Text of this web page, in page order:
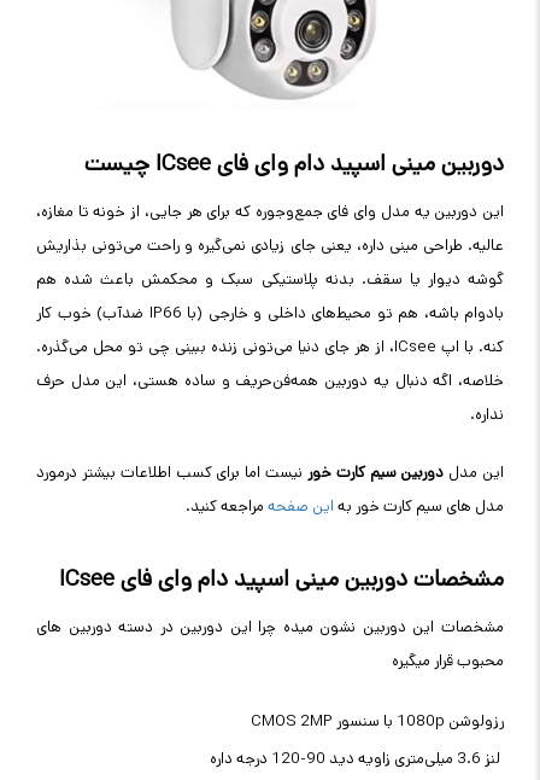
دوربین مینی اسپید دام وای فای ICsee چیست
این دوربین یه مدل وای فای جمع‌وجوره که برای هر جایی، از خونه تا مغازه،
عالیه. طراحی مینی داره، یعنی جای زیادی نمی‌گیره و راحت می‌تونی بذاریش
گوشه دیوار یا سقف. بدنه پلاستیکی سبک و محکمش باعث شده هم
بادوام باشه، هم تو محیط‌های داخلی و خارجی (با IP66 ضدآب) خوب کار
کنه. با اپ ICsee، از هر جای دنیا می‌تونی زنده ببینی چی تو محل می‌گذره.
خلاصه، اگه دنبال یه دوربین همه‌فن‌حریف و ساده هستی، این مدل حرف
نداره.
این مدل دوربین سیم کارت خور نیست اما برای کسب اطلاعات بیشتر درمورد
مدل های سیم کارت خور به این صفحه مراجعه کنید.
مشخصات دوربین مینی اسپید دام وای فای ICsee
مشخصات این دوربین نشون میده چرا این دوربین در دسته دوربین های
محبوب قرار میگیره
رزولوشن 1080p با سنسور CMOS 2MP
لنز 3.6 میلی‌متری زاویه دید 90-120 درجه داره